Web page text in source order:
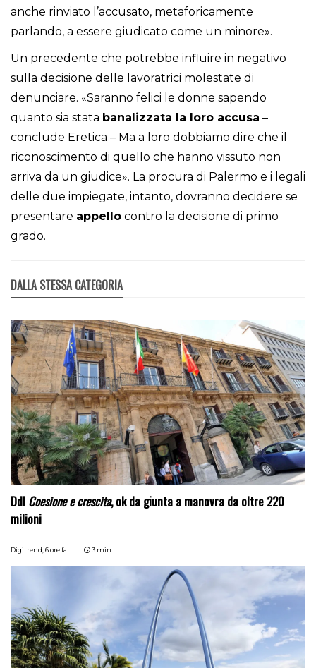
anche rinviato l’accusato, metaforicamente
parlando, a essere giudicato come un minore».
Un precedente che potrebbe influire in negativo
sulla decisione delle lavoratrici molestate di
denunciare. «Saranno felici le donne sapendo
quanto sia stata banalizzata la loro accusa –
conclude Eretica – Ma a loro dobbiamo dire che il
riconoscimento di quello che hanno vissuto non
arriva da un giudice». La procura di Palermo e i legali
delle due impiegate, intanto, dovranno decidere se
presentare appello contro la decisione di primo
grado.
DALLA STESSA CATEGORIA
Ddl Coesione e crescita, ok da giunta a manovra da oltre 220
milioni
Digitrend,6 ore fa 3 min